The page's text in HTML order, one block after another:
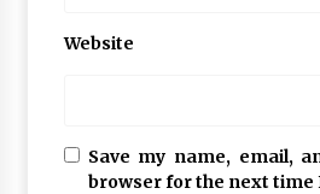
Website
Save my name, email,
browser for the next time